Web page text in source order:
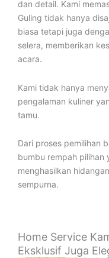
dan detail. Kami
Guling tidak hanya
biasa tetapi juga
selera, memberikan
acara.
Kami tidak hanya
pengalaman kuliner
tamu.
Dari proses pemilihan
bumbu rempah pilihan
menghasilkan
sempurna.
Home Service
Eksklusif Juga